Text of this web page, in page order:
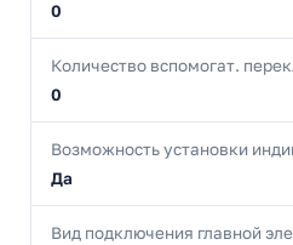
0
Количество вспомогат.
0
Возможность установки
Да
Вид подключения главной